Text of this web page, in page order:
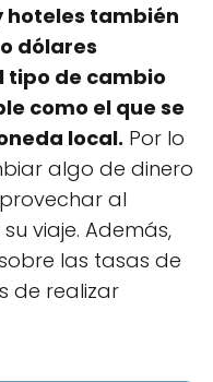
hoteles también
dólares
tipo de cambio
como el que se
local. Por lo
algo de dinero
al
viaje. Además,
las tasas de
de realizar